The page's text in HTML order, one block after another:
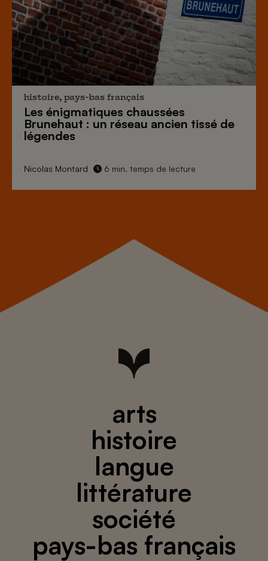
histoire, pays-bas français
Les énigmatiques chaussées
Brunehaut : un réseau ancien tissé de
légendes
Nicolas Montard 6 min. temps de lecture
arts
histoire
langue
littérature
société
pays-bas français